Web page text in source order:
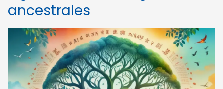
ancestrales